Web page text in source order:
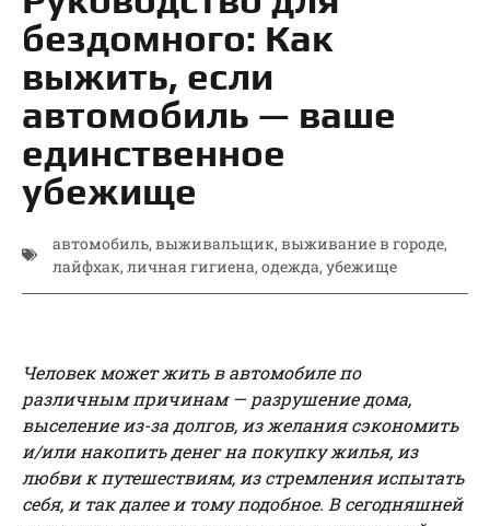
бездомного: Как
выжить, если
автомобиль — ваше
единственное
убежище
автомобиль, выживальщик, выживание в городе,
лайфхак, личная гигиена, одежда, убежище
Человек может жить в автомобиле по
различным причинам — разрушение дома,
выселение из-за долгов, из желания сэкономить
и/или накопить денег на покупку жилья, из
любви к путешествиям, из стремления испытать
себя, и так далее и тому подобное. В сегодняшней